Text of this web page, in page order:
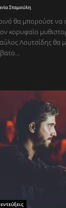
Σταμούλη
θα μπορούσε να
κορυφαίο
Λουτσίδης θα